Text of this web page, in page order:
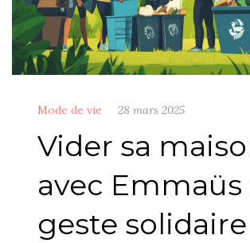
Mode de vie 28 mars 2025
Vider sa
avec Emmaüs
geste